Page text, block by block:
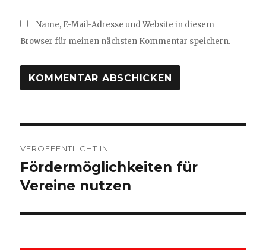
Name, E-Mail-Adresse und Website in diesem
Browser für meinen nächsten Kommentar speichern.
VERÖFFENTLICHT IN
Fördermöglichkeiten für
Vereine nutzen